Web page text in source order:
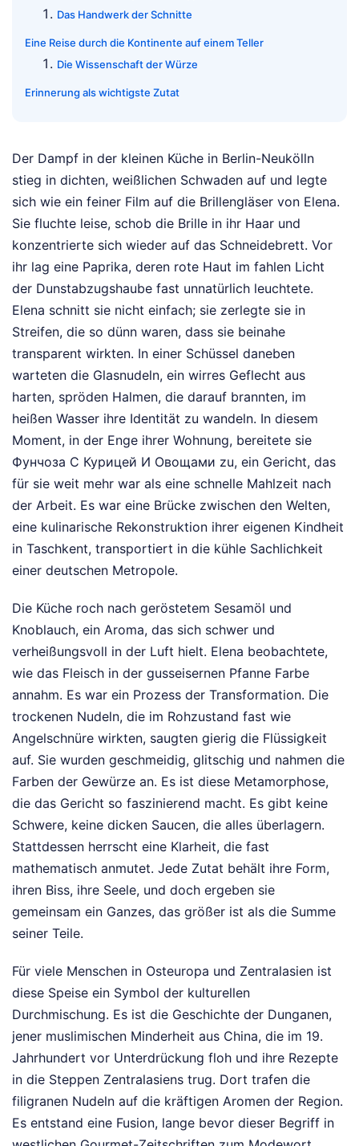
Das Handwerk der Schnitte
Eine Reise durch die Kontinente auf einem Teller
Die Wissenschaft der Würze
Erinnerung als wichtigste Zutat
Der Dampf in der kleinen Küche in Berlin-Neukölln
stieg in dichten, weißlichen Schwaden auf und legte
sich wie ein feiner Film auf die Brillengläser von Elena.
Sie fluchte leise, schob die Brille in ihr Haar und
konzentrierte sich wieder auf das Schneidebrett. Vor
ihr lag eine Paprika, deren rote Haut im fahlen Licht
der Dunstabzugshaube fast unnatürlich leuchtete.
Elena schnitt sie nicht einfach; sie zerlegte sie in
Streifen, die so dünn waren, dass sie beinahe
transparent wirkten. In einer Schüssel daneben
warteten die Glasnudeln, ein wirres Geflecht aus
harten, spröden Halmen, die darauf brannten, im
heißen Wasser ihre Identität zu wandeln. In diesem
Moment, in der Enge ihrer Wohnung, bereitete sie
Фунчоза С Курицей И Овощами zu, ein Gericht, das
für sie weit mehr war als eine schnelle Mahlzeit nach
der Arbeit. Es war eine Brücke zwischen den Welten,
eine kulinarische Rekonstruktion ihrer eigenen Kindheit
in Taschkent, transportiert in die kühle Sachlichkeit
einer deutschen Metropole.
Die Küche roch nach geröstetem Sesamöl und
Knoblauch, ein Aroma, das sich schwer und
verheißungsvoll in der Luft hielt. Elena beobachtete,
wie das Fleisch in der gusseisernen Pfanne Farbe
annahm. Es war ein Prozess der Transformation. Die
trockenen Nudeln, die im Rohzustand fast wie
Angelschnüre wirkten, saugten gierig die Flüssigkeit
auf. Sie wurden geschmeidig, glitschig und nahmen die
Farben der Gewürze an. Es ist diese Metamorphose,
die das Gericht so faszinierend macht. Es gibt keine
Schwere, keine dicken Saucen, die alles überlagern.
Stattdessen herrscht eine Klarheit, die fast
mathematisch anmutet. Jede Zutat behält ihre Form,
ihren Biss, ihre Seele, und doch ergeben sie
gemeinsam ein Ganzes, das größer ist als die Summe
seiner Teile.
Für viele Menschen in Osteuropa und Zentralasien ist
diese Speise ein Symbol der kulturellen
Durchmischung. Es ist die Geschichte der Dunganen,
jener muslimischen Minderheit aus China, die im 19.
Jahrhundert vor Unterdrückung floh und ihre Rezepte
in die Steppen Zentralasiens trug. Dort trafen die
filigranen Nudeln auf die kräftigen Aromen der Region.
Es entstand eine Fusion, lange bevor dieser Begriff in